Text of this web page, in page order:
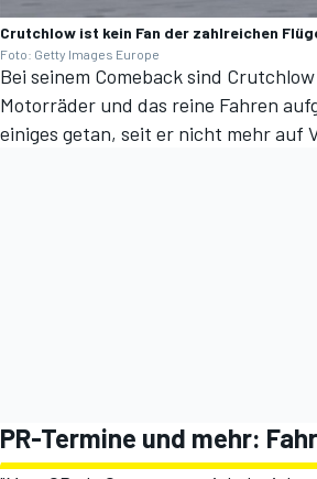
Crutchlow ist kein Fan der zahlreichen
Foto: Getty Images Europe
Bei seinem Comeback sind
Motorräder und das reine Fahren
einiges getan, seit er nicht mehr auf
PR-Termine und mehr: